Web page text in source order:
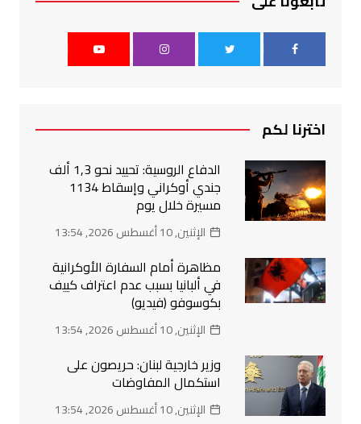
اخترنا لكم
الدفاع الروسية: تحييد نحو 1,3 ألف
جندي أوكراني وإسقاط 1134
مسيرة خلال يوم
الإثنين, 10 أغسطس 2026, 13:54
مظاهرة أمام السفارة الأوكرانية
في ألبانيا بسبب عدم اعتراف كييف
بكوسوفو (فيديو)
الإثنين, 10 أغسطس 2026, 13:54
وزير خارجية لبنان: حريصون على
استكمال المفاوضات
الإثنين, 10 أغسطس 2026, 13:54